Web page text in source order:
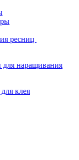
ресниц
для наращивания
клея